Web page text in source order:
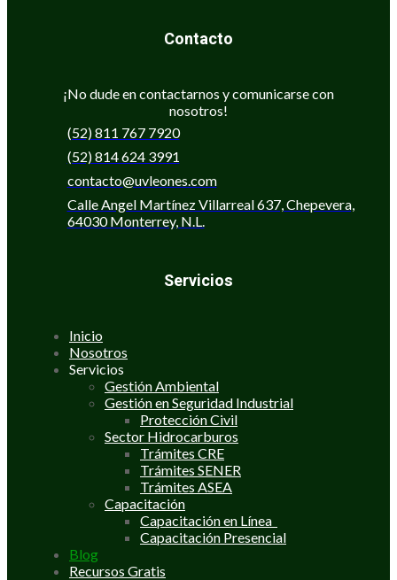
Contacto
¡No dude en contactarnos y comunicarse con
nosotros!
(52) 811 767 7920
(52) 814 624 3991
contacto@uvleones.com
Calle Angel Martínez Villarreal 637, Chepevera,
64030 Monterrey, N.L.
Servicios
Inicio
Nosotros
Servicios
Gestión Ambiental
Gestión en Seguridad Industrial
Protección Civil
Sector Hidrocarburos
Trámites CRE
Trámites SENER
Trámites ASEA
Capacitación
Capacitación en Línea
Capacitación Presencial
Blog
Recursos Gratis